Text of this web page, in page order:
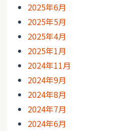
2025年6月
2025年5月
2025年4月
2025年1月
2024年11月
2024年9月
2024年8月
2024年7月
2024年6月